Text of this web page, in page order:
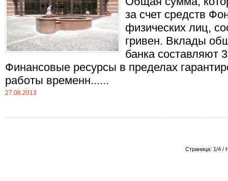
за счет средств
физических лиц,
гривен. Вклады
банка составляют
Финансовые ресурсы в пределах
работы временн......
27.08.2013
Страница: 1/4 /